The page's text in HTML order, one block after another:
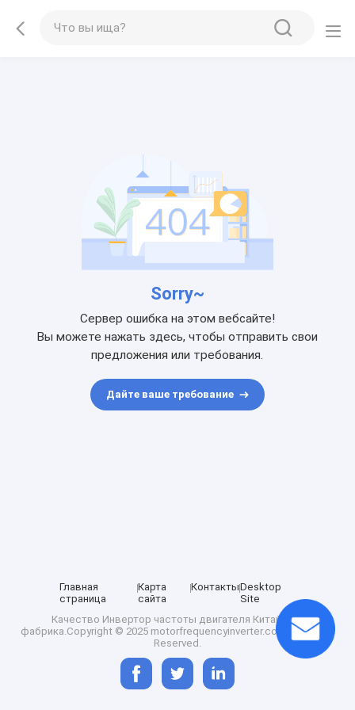
Sorry~
Сервер ошибка на этом вебсайте!
Вы можете нажать здесь, чтобы отправить свои
предложения или требования.
Дайте ваше требование
Главная
страница
Карта
сайта
КонтактыDesktop
Site
Качество Инвертор частоты двигателя Китайская
фабрика.Copyright © 2025 motorfrequencyinverter.com. All Rights
Reserved.